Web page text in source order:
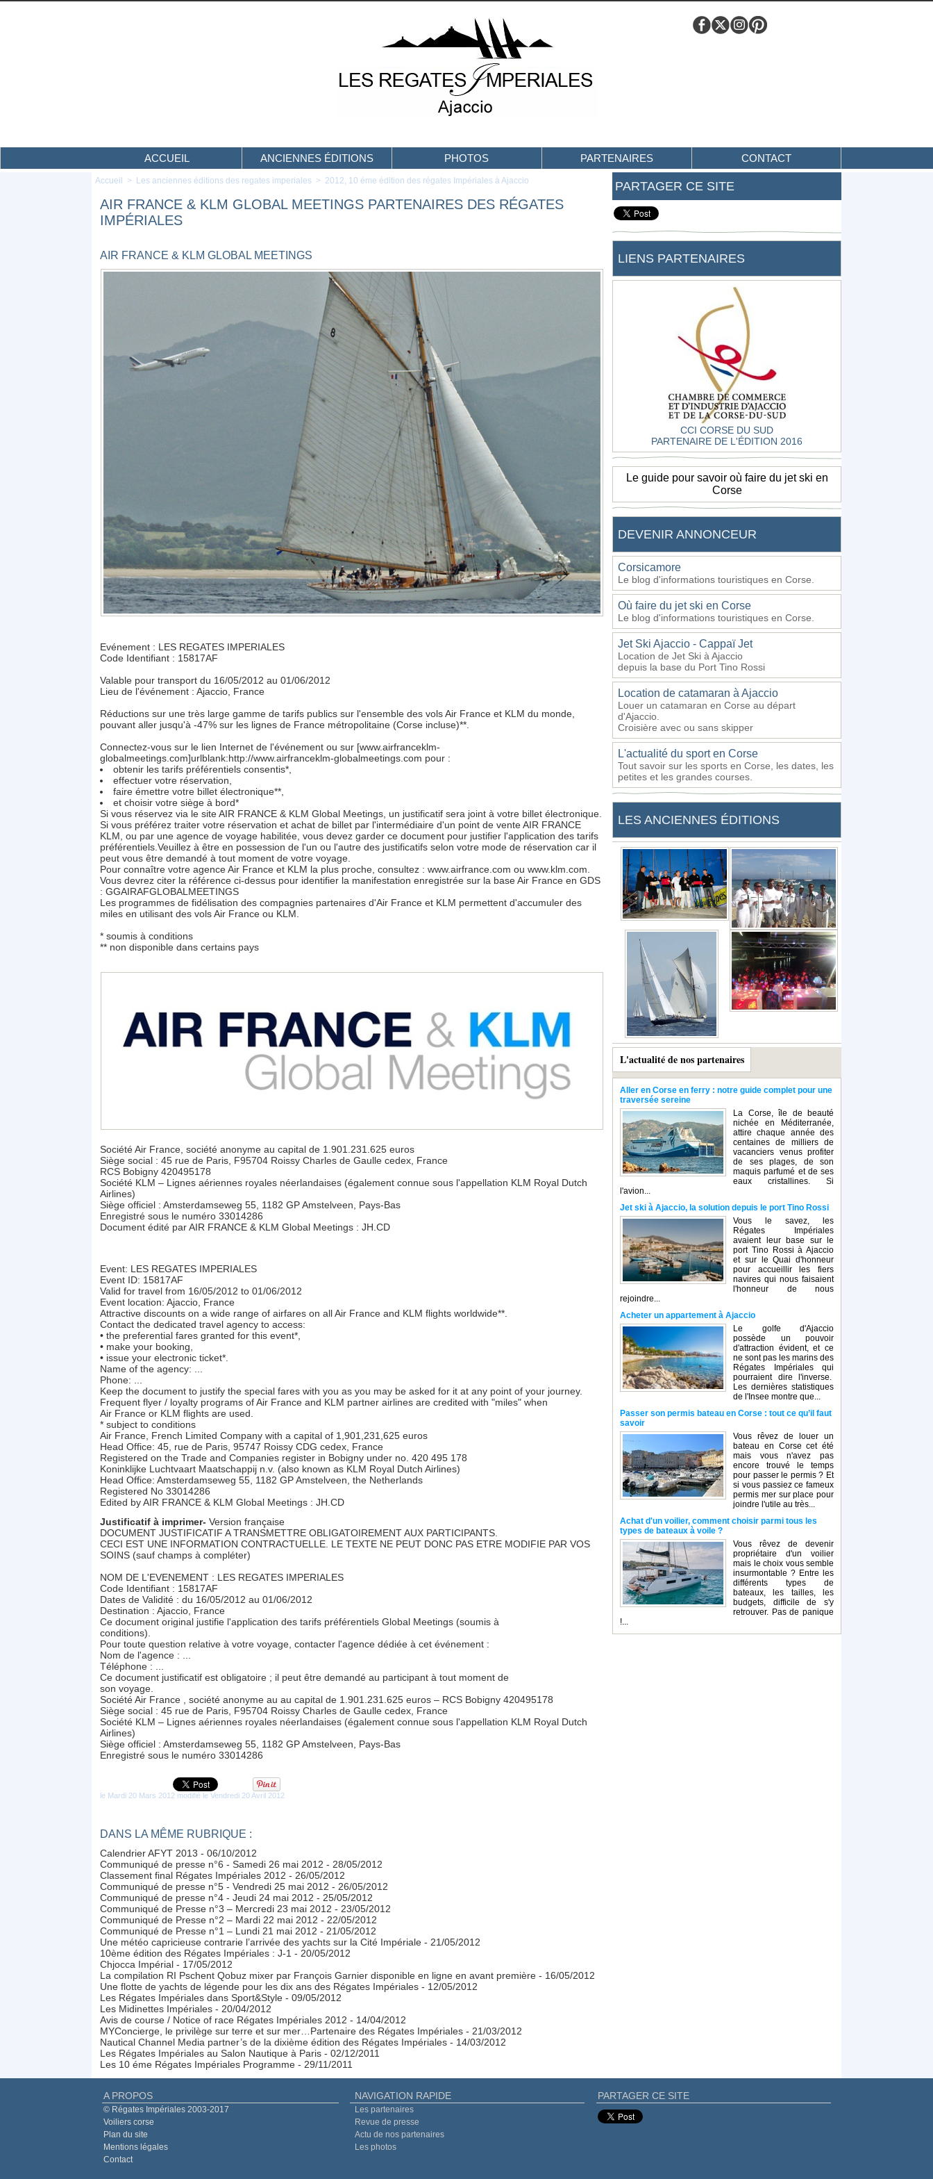
ACCUEIL ANCIENNES ÉDITIONS PHOTOS PARTENAIRES CONTACT
Accueil > Les anciennes éditions des regates imperiales > 2012, 10 éme édition des régates Impériales à Ajaccio
AIR FRANCE & KLM GLOBAL MEETINGS PARTENAIRES DES RÉGATES
IMPÉRIALES
AIR FRANCE & KLM GLOBAL MEETINGS
Evénement : LES REGATES IMPERIALES
Code Identifiant : 15817AF
Valable pour transport du 16/05/2012 au 01/06/2012
Lieu de l'événement : Ajaccio, France
Réductions sur une très large gamme de tarifs publics sur l'ensemble des vols Air France et KLM du monde,
pouvant aller jusqu'à -47% sur les lignes de France métropolitaine (Corse incluse)**.
Connectez-vous sur le lien Internet de l'événement ou sur [www.airfranceklm-
globalmeetings.com]urlblank:http://www.airfranceklm-globalmeetings.com pour :
obtenir les tarifs préférentiels consentis*,
effectuer votre réservation,
faire émettre votre billet électronique**,
et choisir votre siège à bord*
Si vous réservez via le site AIR FRANCE & KLM Global Meetings, un justificatif sera joint à votre billet électronique.
Si vous préférez traiter votre réservation et achat de billet par l'intermédiaire d'un point de vente AIR FRANCE
KLM, ou par une agence de voyage habilitée, vous devez garder ce document pour justifier l'application des tarifs
préférentiels.Veuillez à être en possession de l'un ou l'autre des justificatifs selon votre mode de réservation car il
peut vous être demandé à tout moment de votre voyage.
Pour connaître votre agence Air France et KLM la plus proche, consultez : www.airfrance.com ou www.klm.com.
Vous devrez citer la référence ci-dessus pour identifier la manifestation enregistrée sur la base Air France en GDS
: GGAIRAFGLOBALMEETINGS
Les programmes de fidélisation des compagnies partenaires d'Air France et KLM permettent d'accumuler des
miles en utilisant des vols Air France ou KLM.
* soumis à conditions
** non disponible dans certains pays
Société Air France, société anonyme au capital de 1.901.231.625 euros
Siège social : 45 rue de Paris, F95704 Roissy Charles de Gaulle cedex, France
RCS Bobigny 420495178
Société KLM – Lignes aériennes royales néerlandaises (également connue sous l'appellation KLM Royal Dutch
Airlines)
Siège officiel : Amsterdamseweg 55, 1182 GP Amstelveen, Pays-Bas
Enregistré sous le numéro 33014286
Document édité par AIR FRANCE & KLM Global Meetings : JH.CD
Event: LES REGATES IMPERIALES
Event ID: 15817AF
Valid for travel from 16/05/2012 to 01/06/2012
Event location: Ajaccio, France
Attractive discounts on a wide range of airfares on all Air France and KLM flights worldwide**.
Contact the dedicated travel agency to access:
• the preferential fares granted for this event*,
• make your booking,
• issue your electronic ticket*.
Name of the agency: ...
Phone: ...
Keep the document to justify the special fares with you as you may be asked for it at any point of your journey.
Frequent flyer / loyalty programs of Air France and KLM partner airlines are credited with "miles" when
Air France or KLM flights are used.
* subject to conditions
Air France, French Limited Company with a capital of 1,901,231,625 euros
Head Office: 45, rue de Paris, 95747 Roissy CDG cedex, France
Registered on the Trade and Companies register in Bobigny under no. 420 495 178
Koninklijke Luchtvaart Maatschappij n.v. (also known as KLM Royal Dutch Airlines)
Head Office: Amsterdamseweg 55, 1182 GP Amstelveen, the Netherlands
Registered No 33014286
Edited by AIR FRANCE & KLM Global Meetings : JH.CD
Justificatif à imprimer- Version française
DOCUMENT JUSTIFICATIF A TRANSMETTRE OBLIGATOIREMENT AUX PARTICIPANTS.
CECI EST UNE INFORMATION CONTRACTUELLE. LE TEXTE NE PEUT DONC PAS ETRE MODIFIE PAR VOS
SOINS (sauf champs à compléter)
NOM DE L'EVENEMENT : LES REGATES IMPERIALES
Code Identifiant : 15817AF
Dates de Validité : du 16/05/2012 au 01/06/2012
Destination : Ajaccio, France
Ce document original justifie l'application des tarifs préférentiels Global Meetings (soumis à
conditions).
Pour toute question relative à votre voyage, contacter l'agence dédiée à cet événement :
Nom de l'agence : ...
Téléphone : ...
Ce document justificatif est obligatoire ; il peut être demandé au participant à tout moment de
son voyage.
Société Air France , société anonyme au au capital de 1.901.231.625 euros – RCS Bobigny 420495178
Siège social : 45 rue de Paris, F95704 Roissy Charles de Gaulle cedex, France
Société KLM – Lignes aériennes royales néerlandaises (également connue sous l'appellation KLM Royal Dutch
Airlines)
Siège officiel : Amsterdamseweg 55, 1182 GP Amstelveen, Pays-Bas
Enregistré sous le numéro 33014286
le Mardi 20 Mars 2012 modifié le Vendredi 20 Avril 2012
DANS LA MÊME RUBRIQUE :
Calendrier AFYT 2013 - 06/10/2012
Communiqué de presse n°6 - Samedi 26 mai 2012 - 28/05/2012
Classement final Régates Impériales 2012 - 26/05/2012
Communiqué de presse n°5 - Vendredi 25 mai 2012 - 26/05/2012
Communiqué de presse n°4 - Jeudi 24 mai 2012 - 25/05/2012
Communiqué de Presse n°3 – Mercredi 23 mai 2012 - 23/05/2012
Communiqué de Presse n°2 – Mardi 22 mai 2012 - 22/05/2012
Communiqué de Presse n°1 – Lundi 21 mai 2012 - 21/05/2012
Une météo capricieuse contrarie l’arrivée des yachts sur la Cité Impériale - 21/05/2012
10ème édition des Régates Impériales : J-1 - 20/05/2012
Chjocca Impérial - 17/05/2012
La compilation RI Pschent Qobuz mixer par François Garnier disponible en ligne en avant première - 16/05/2012
Une flotte de yachts de légende pour les dix ans des Régates Impériales - 12/05/2012
Les Régates Impériales dans Sport&Style - 09/05/2012
Les Midinettes Impériales - 20/04/2012
Avis de course / Notice of race Régates Impériales 2012 - 14/04/2012
MYConcierge, le privilège sur terre et sur mer…Partenaire des Régates Impériales - 21/03/2012
Nautical Channel Media partner’s de la dixième édition des Régates Impériales - 14/03/2012
Les Régates Impériales au Salon Nautique à Paris - 02/12/2011
Les 10 éme Régates Impériales Programme - 29/11/2011
PARTAGER CE SITE
LIENS PARTENAIRES
CCI CORSE DU SUD
PARTENAIRE DE L'ÉDITION 2016
Le guide pour savoir où faire du jet ski en
Corse
DEVENIR ANNONCEUR
Corsicamore
Le blog d'informations touristiques en Corse.
Où faire du jet ski en Corse
Le blog d'informations touristiques en Corse.
Jet Ski Ajaccio - Cappaï Jet
Location de Jet Ski à Ajaccio
depuis la base du Port Tino Rossi
Location de catamaran à Ajaccio
Louer un catamaran en Corse au départ
d'Ajaccio.
Croisière avec ou sans skipper
L'actualité du sport en Corse
Tout savoir sur les sports en Corse, les dates, les
petites et les grandes courses.
LES ANCIENNES ÉDITIONS
L'actualité de nos partenaires
Aller en Corse en ferry : notre guide complet pour une
traversée sereine
La Corse, île de beauté
nichée en Méditerranée,
attire chaque année des
centaines de milliers de
vacanciers venus profiter
de ses plages, de son
maquis parfumé et de ses
eaux cristallines. Si
l'avion...
Jet ski à Ajaccio, la solution depuis le port Tino Rossi
Vous le savez, les
Régates Impériales
avaient leur base sur le
port Tino Rossi à Ajaccio
et sur le Quai d'honneur
pour accueillir les fiers
navires qui nous faisaient
l'honneur de nous
rejoindre...
Acheter un appartement à Ajaccio
Le golfe d'Ajaccio
possède un pouvoir
d'attraction évident, et ce
ne sont pas les marins des
Régates Impériales qui
pourraient dire l'inverse.
Les dernières statistiques
de l'Insee montre que...
Passer son permis bateau en Corse : tout ce qu’il faut
savoir
Vous rêvez de louer un
bateau en Corse cet été
mais vous n'avez pas
encore trouvé le temps
pour passer le permis ? Et
si vous passiez ce fameux
permis mer sur place pour
joindre l'utile au très...
Achat d'un voilier, comment choisir parmi tous les
types de bateaux à voile ?
Vous rêvez de devenir
propriétaire d'un voilier
mais le choix vous semble
insurmontable ? Entre les
différents types de
bateaux, les tailles, les
budgets, difficile de s'y
retrouver. Pas de panique
!...
A PROPOS
© Régates Impériales 2003-2017
Voiliers corse
Plan du site
Mentions légales
Contact
NAVIGATION RAPIDE
Les partenaires
Revue de presse
Actu de nos partenaires
Les photos
PARTAGER CE SITE